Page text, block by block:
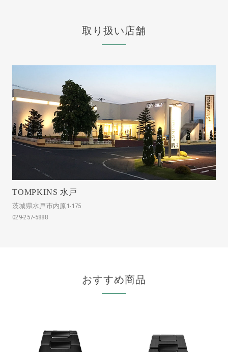
取り扱い店舗
TOMPKINS 水戸
茨城県水戸市内原1-175
029-257-5888
おすすめ商品